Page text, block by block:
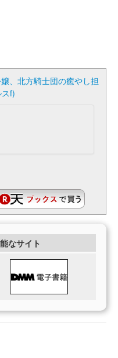
、北方騎士団の癒やし担
f)
なサイト